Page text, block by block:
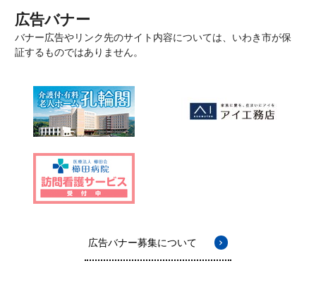
広告バナー
バナー広告やリンク先のサイト内容については、いわき市が保
証するものではありません。
広告バナー募集について